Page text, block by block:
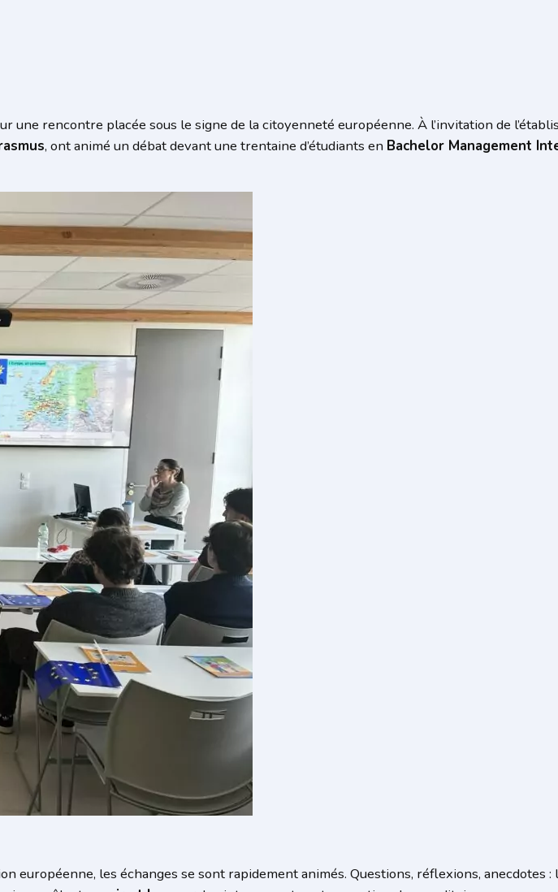
une rencontre placée sous le signe de la citoyenneté européenne. À l’invitation de
, ont animé un débat devant une trentaine d’étudiants en Bachelor Management
européenne, les échanges se sont rapidement animés. Questions, réflexions, anecdotes :